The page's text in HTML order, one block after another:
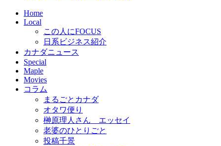
Home
Local
この人にFOCUS
日系ビジネス紹介
カナダニュース
Special
Maple
Movies
コラム
まるごとカナダ
オタワ便り
榊原理人さん エッセイ
老婆のひとりごと
投稿千景